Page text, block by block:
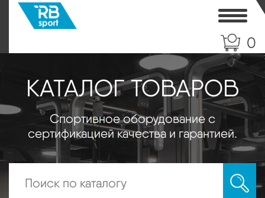
0
КАТАЛОГ ТОВАРОВ
Спортивное оборудование с
сертификацией качества и гарантией.